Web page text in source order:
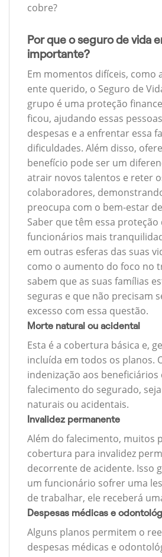
cobre?
Por que o seguro de vida
importante?
Em momentos difíceis, como
ente querido, o Seguro de
grupo é uma proteção
ficou, ajudando essas
despesas e a enfrentar essa
dificuldades. Além disso,
benefício pode ser um
atrair novos talentos e reter
colaboradores,
preocupa com o bem-estar
Saber que têm essa proteção
funcionários mais
em outras esferas das suas
como o aumento do foco no
sabem que as suas famílias
seguras e que não precisam
excesso com essa questão.
Morte natural ou acidental
Esta é a cobertura básica e,
incluída em todos os planos.
indenização aos beneficiários
falecimento do segurado,
naturais ou acidentais.
Invalidez permanente
Além do falecimento, muitos
cobertura para invalidez
decorrente de acidente. Isso
um funcionário sofrer uma
de trabalhar, ele receberá
Despesas médicas e
Alguns planos permitem o
despesas médicas e